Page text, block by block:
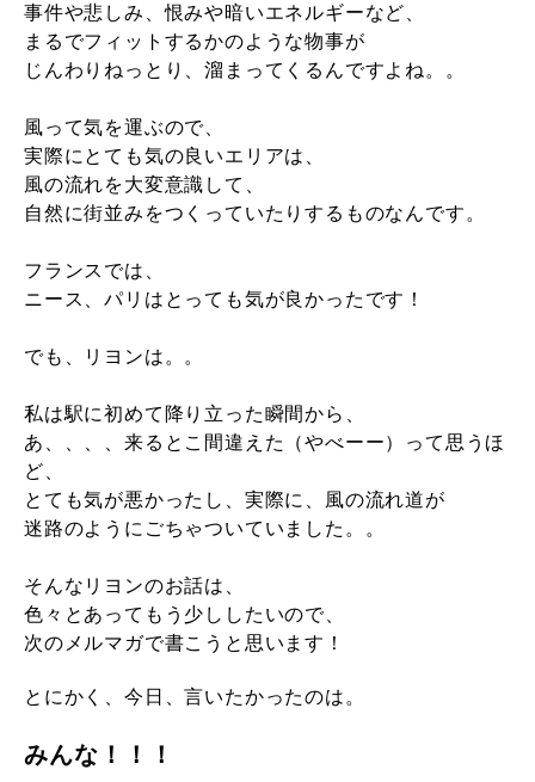
事件や悲しみ、恨みや暗いエネルギーなど、
まるでフィットするかのような物事が
じんわりねっとり、溜まってくるんですよね。。
風って気を運ぶので、
実際にとても気の良いエリアは、
風の流れを大変意識して、
自然に街並みをつくっていたりするものなんです。
フランスでは、
ニース、パリはとっても気が良かったです！
でも、リヨンは。。
私は駅に初めて降り立った瞬間から、
あ、、、、来るとこ間違えた（やべーー）って思うほ
ど、
とても気が悪かったし、実際に、風の流れ道が
迷路のようにごちゃついていました。。
そんなリヨンのお話は、
色々とあってもう少ししたいので、
次のメルマガで書こうと思います！
とにかく、今日、言いたかったのは。
みんな！！！